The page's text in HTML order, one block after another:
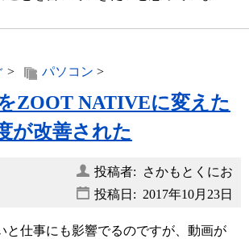
> パソコン >
ZOOT NATIVEに変えた
が改善された
投稿者: さかもとくにお
投稿日: 2017年10月23日
と仕事にも影響でるのですが、動画が